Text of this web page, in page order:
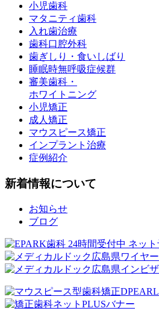
小児歯科
マタニティ歯科
入れ歯治療
歯科口腔外科
歯ぎしり・食いしばり
睡眠時無呼吸症候群
審美歯科・
ホワイトニング
小児矯正
成人矯正
マウスピース矯正
インプラント治療
症例紹介
新着情報について
お知らせ
ブログ